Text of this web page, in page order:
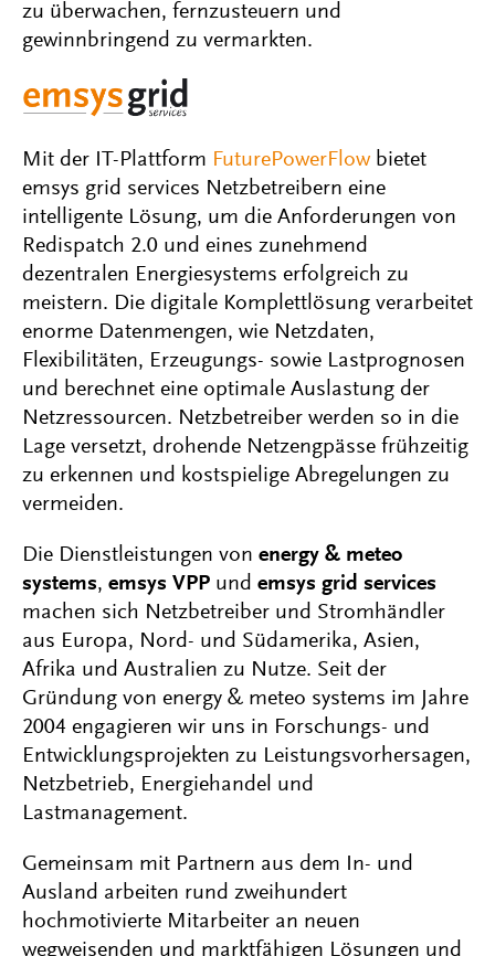
zu überwachen, fernzusteuern und
gewinnbringend zu vermarkten.
Mit der IT-Plattform FuturePowerFlow bietet
emsys grid services Netzbetreibern eine
intelligente Lösung, um die Anforderungen von
Redispatch 2.0 und eines zunehmend
dezentralen Energiesystems erfolgreich zu
meistern. Die digitale Komplettlösung verarbeitet
enorme Datenmengen, wie Netzdaten,
Flexibilitäten, Erzeugungs- sowie Lastprognosen
und berechnet eine optimale Auslastung der
Netzressourcen. Netzbetreiber werden so in die
Lage versetzt, drohende Netzengpässe frühzeitig
zu erkennen und kostspielige Abregelungen zu
vermeiden.
Die Dienstleistungen von energy & meteo
systems, emsys VPP und emsys grid services
machen sich Netzbetreiber und Stromhändler
aus Europa, Nord- und Südamerika, Asien,
Afrika und Australien zu Nutze. Seit der
Gründung von energy & meteo systems im Jahre
2004 engagieren wir uns in Forschungs- und
Entwicklungsprojekten zu Leistungsvorhersagen,
Netzbetrieb, Energiehandel und
Lastmanagement.
Gemeinsam mit Partnern aus dem In- und
Ausland arbeiten rund zweihundert
hochmotivierte Mitarbeiter an neuen
wegweisenden und marktfähigen Lösungen und